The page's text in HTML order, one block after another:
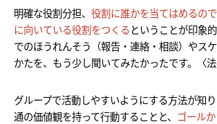
明確な役割分担、 役割に誰かを当てはめるの
に向いている役割をつくるということが印象
でのほうれんそう（報告・連絡・相談）やス
かたを、もう少し聞いてみたかったです。〈法
グループで活動しやすいようにする方法が知
通の価値観を持って行動することと、 ゴール